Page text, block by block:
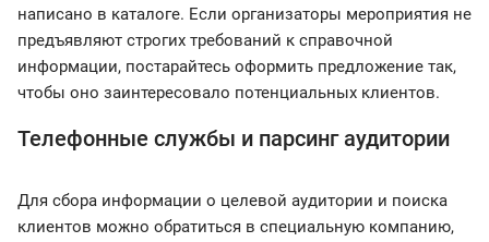
написано в каталоге. Если организаторы мероприятия не
предъявляют строгих требований к справочной
информации, постарайтесь оформить предложение так,
чтобы оно заинтересовало потенциальных клиентов.
Телефонные службы и парсинг аудитории
Для сбора информации о целевой аудитории и поиска
клиентов можно обратиться в специальную компанию,